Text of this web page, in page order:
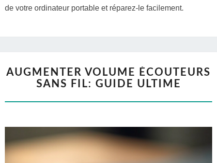
de votre ordinateur portable et réparez-le facilement.
AUGMENTER VOLUME ÉCOUTEURS
SANS FIL: GUIDE ULTIME